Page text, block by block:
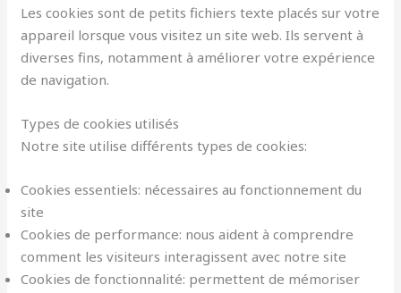
Les cookies sont de petits fichiers texte placés sur votre
appareil lorsque vous visitez un site web. Ils servent à
diverses fins, notamment à améliorer votre expérience
de navigation.
Types de cookies utilisés
Notre site utilise différents types de cookies:
Cookies essentiels: nécessaires au fonctionnement du
site
Cookies de performance: nous aident à comprendre
comment les visiteurs interagissent avec notre site
Cookies de fonctionnalité: permettent de mémoriser